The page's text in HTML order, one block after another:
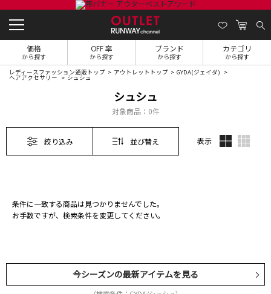
価格
から探す
OFF 率
から探す
ブランド
から探す
カテゴリ
から探す
レディースファッション通販トップ アウトレットトップ GYDA(ジェイダ)
ヘアアクセサリー シュシュ
シュシュ
対象商品： 0件
絞り込み 並び替え 表示
条件に一致する商品は見つかりませんでした。
お手数ですが、検索条件を変更してください。
今シーズンの最新アイテムを見る